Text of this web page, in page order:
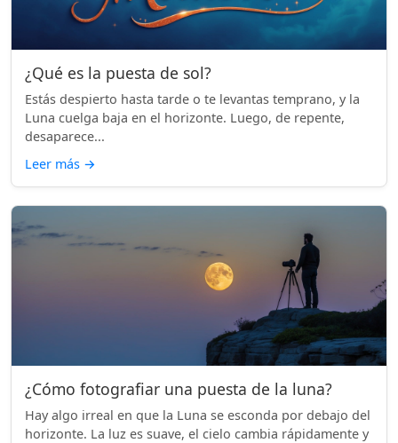
¿Qué es la puesta de sol?
Estás despierto hasta tarde o te levantas temprano, y la
Luna cuelga baja en el horizonte. Luego, de repente,
desaparece...
Leer más →
¿Cómo fotografiar una puesta de la luna?
Hay algo irreal en que la Luna se esconda por debajo del
horizonte. La luz es suave, el cielo cambia rápidamente y